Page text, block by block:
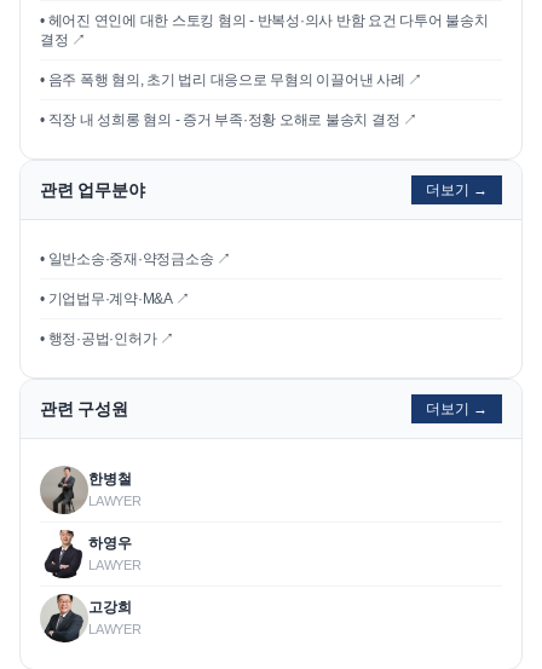
• 헤어진 연인에 대한 스토킹 혐의 - 반복성·의사 반함 요건 다투어 불송치
결정 ↗
• 음주 폭행 혐의, 초기 법리 대응으로 무혐의 이끌어낸 사례 ↗
• 직장 내 성희롱 혐의 - 증거 부족·정황 오해로 불송치 결정 ↗
관련 업무분야 더보기 →
• 일반소송·중재·약정금소송 ↗
• 기업법무·계약·M&A ↗
• 행정·공법·인허가 ↗
관련 구성원 더보기 →
한병철
LAWYER
하영우
LAWYER
고강희
LAWYER